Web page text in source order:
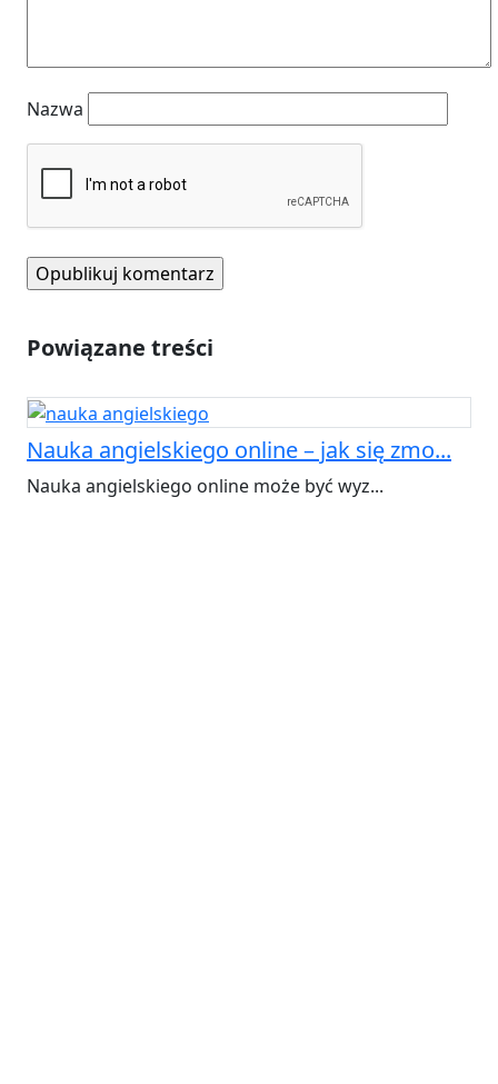
Nazwa
Powiązane treści
Nauka angielskiego online – jak się zmo...
Nauka angielskiego online może być wyz...